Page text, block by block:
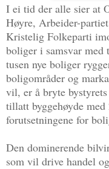
I ei tid der alle sier at
Høyre, Arbeider-
Kristelig Folkeparti
boliger i samsvar med
tusen nye boliger
boligområder og
vil, er å bryte
tillatt byggehøyde
forutsetningene for
Den dominerende
som vil drive handel